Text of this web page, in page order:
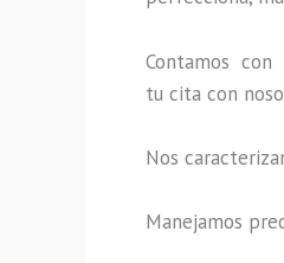
Contamos con
tu cita con
Nos
Manejamos